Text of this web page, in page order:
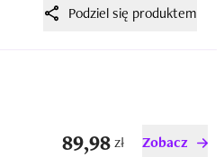
Podziel się produktem
89,98zł Zobacz